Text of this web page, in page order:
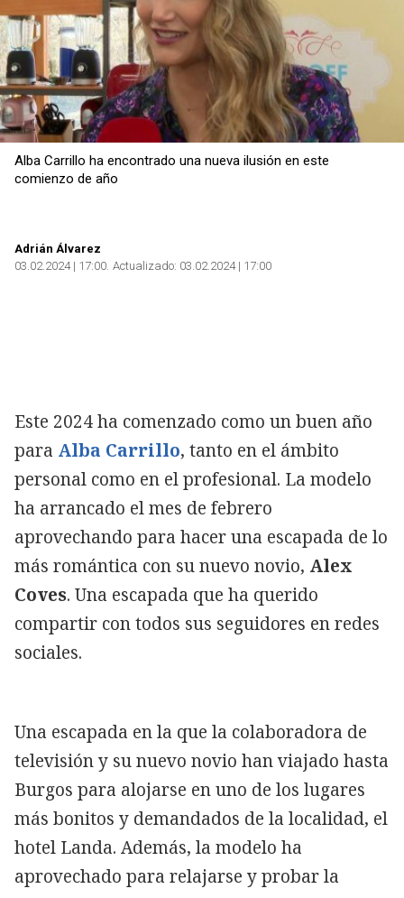
Alba Carrillo ha encontrado una nueva ilusión en este
comienzo de año
Adrián Álvarez
03.02.2024 | 17:00 Actualizado: 03.02.2024 | 17:00
Este 2024 ha comenzado como un buen año
para Alba Carrillo, tanto en el ámbito
personal como en el profesional. La modelo
ha arrancado el mes de febrero
aprovechando para hacer una escapada de lo
más romántica con su nuevo novio, Alex
Coves. Una escapada que ha querido
compartir con todos sus seguidores en redes
sociales.
Una escapada en la que la colaboradora de
televisión y su nuevo novio han viajado hasta
Burgos para alojarse en uno de los lugares
más bonitos y demandados de la localidad, el
hotel Landa. Además, la modelo ha
aprovechado para relajarse y probar la